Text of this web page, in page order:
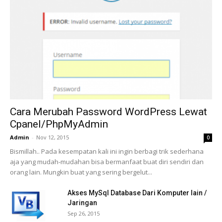
Cara Merubah Password WordPress Lewat
Cpanel/PhpMyAdmin
Admin - Nov 12, 2015 0
Bismillah.. Pada kesempatan kali ini ingin berbagi trik sederhana
aja yang mudah-mudahan bisa bermanfaat buat diri sendiri dan
orang lain. Mungkin buat yang sering bergelut...
Akses MySql Database Dari Komputer lain /
Jaringan
Sep 26, 2015